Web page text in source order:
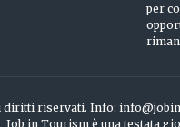
per
diritti riservati. Info:
Job in Tourism è una testata